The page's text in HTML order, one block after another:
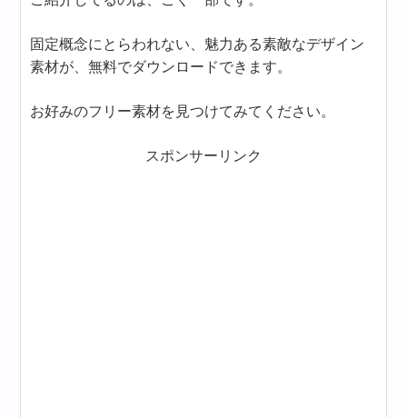
固定概念にとらわれない、魅力ある素敵なデザイン
素材が、無料でダウンロードできます。
お好みのフリー素材を見つけてみてください。
スポンサーリンク